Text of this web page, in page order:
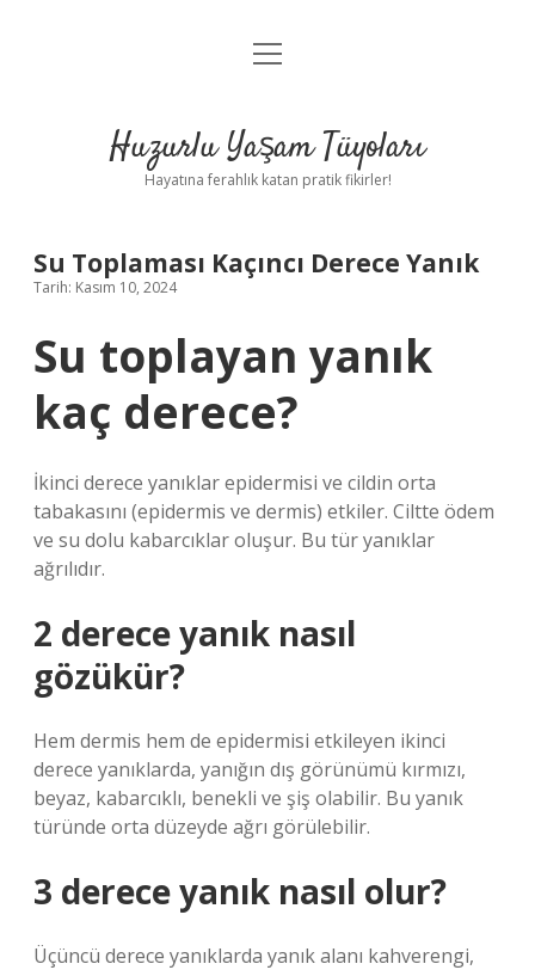
Anasayfa
Yasal Uyarı
menüyü
Huzurlu Yaşam Tüyoları
Hayatına ferahlık katan pratik fikirler!
Su Toplaması Kaçıncı Derece Yanık
Tarih: Kasım 10, 2024
Su toplayan yanık
kaç derece?
İkinci derece yanıklar epidermisi ve cildin orta
tabakasını (epidermis ve dermis) etkiler. Ciltte ödem
ve su dolu kabarcıklar oluşur. Bu tür yanıklar
ağrılıdır.
2 derece yanık nasıl
gözükür?
Hem dermis hem de epidermisi etkileyen ikinci
derece yanıklarda, yanığın dış görünümü kırmızı,
beyaz, kabarcıklı, benekli ve şiş olabilir. Bu yanık
türünde orta düzeyde ağrı görülebilir.
3 derece yanık nasıl olur?
Üçüncü derece yanıklarda yanık alanı kahverengi,